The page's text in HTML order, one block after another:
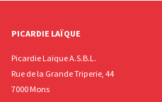
PICARDIE LAÏQUE
Picardie Laïque A.S.B.L.
Rue de la Grande Triperie, 44
7000 Mons